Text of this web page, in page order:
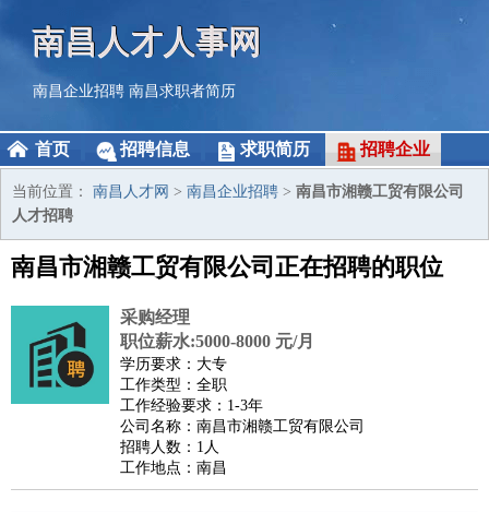
南昌人才人事网
南昌企业招聘 南昌求职者简历
首页 招聘信息 求职简历 招聘企业
当前位置： 南昌人才网 > 南昌企业招聘 > 南昌市湘赣工贸有限公司
人才招聘
南昌市湘赣工贸有限公司正在招聘的职位
采购经理
职位薪水:5000-8000 元/月
学历要求：大专
工作类型：全职
工作经验要求：1-3年
公司名称：南昌市湘赣工贸有限公司
招聘人数：1人
工作地点：南昌